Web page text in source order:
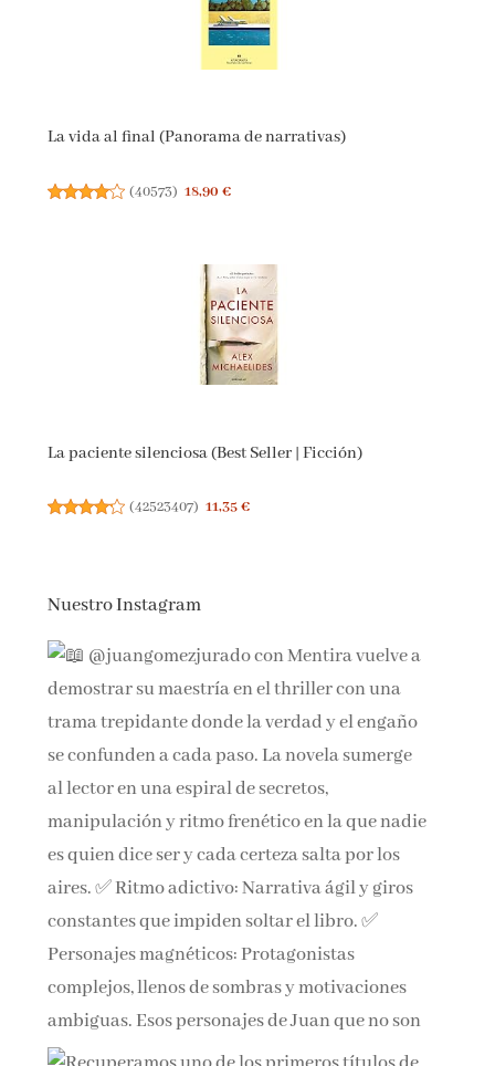
La vida al final (Panorama de narrativas)
(40573) 18,90 €
La paciente silenciosa (Best Seller | Ficción)
(42523407) 11,35 €
Nuestro Instagram